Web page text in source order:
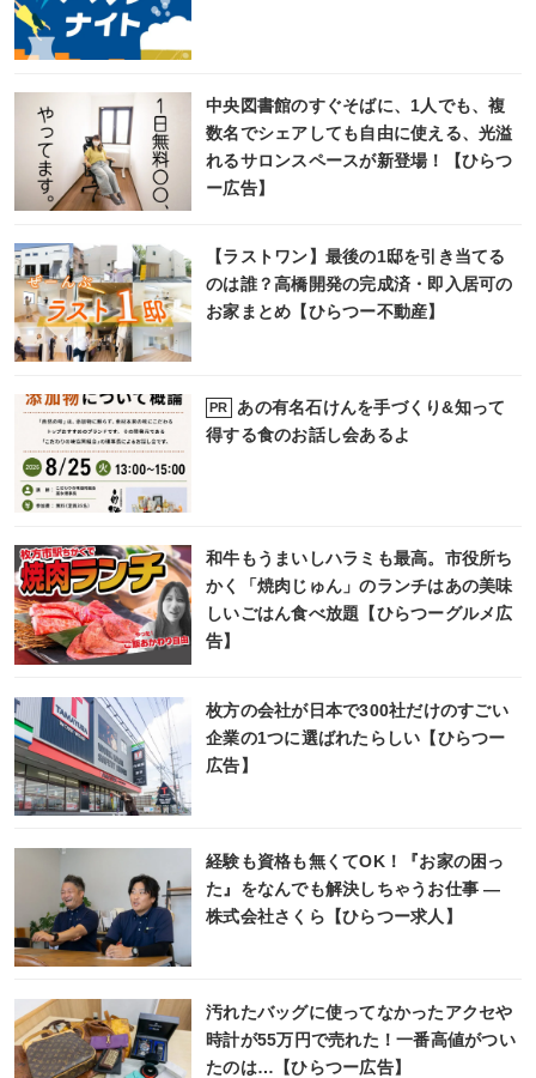
中央図書館のすぐそばに、1人でも、複
数名でシェアしても自由に使える、光溢
れるサロンスペースが新登場！【ひらつ
ー広告】
【ラストワン】最後の1邸を引き当てる
のは誰？高橋開発の完成済・即入居可の
お家まとめ【ひらつー不動産】
PR
あの有名石けんを手づくり&知って
得する食のお話し会あるよ
和牛もうまいしハラミも最高。市役所ち
かく「焼肉じゅん」のランチはあの美味
しいごはん食べ放題【ひらつーグルメ広
告】
枚方の会社が日本で300社だけのすごい
企業の1つに選ばれたらしい【ひらつー
広告】
経験も資格も無くてOK！『お家の困っ
た』をなんでも解決しちゃうお仕事 ―
株式会社さくら【ひらつー求人】
汚れたバッグに使ってなかったアクセや
時計が55万円で売れた！一番高値がつい
たのは…【ひらつー広告】